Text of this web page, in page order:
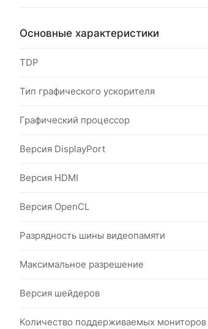
Основные характеристики
TDP
Тип графического ускорителя
Графический процессор
Версия DisplayPort
Версия HDMI
Версия OpenCL
Разрядность шины видеопамяти
Максимальное разрешение
Версия шейдеров
Количество поддерживаемых мониторов